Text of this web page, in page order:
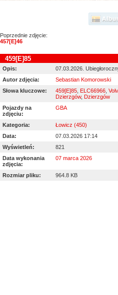
Poprzednie zdjęcie:
457[E]46
459[E]85
Opis:
07.03.2026.
Autor zdjęcia:
Sebastian Komorowski
Słowa kluczowe:
459[E]85 ELC66966
Dzierzgów, Dzierzgów
Pojazdy na
zdjęciu:
GBA
Kategoria:
Łowicz (450)
Data:
07.03.2026 17:14
Wyświetleń:
821
Data wykonania
zdjęcia:
07 marca 2026
Rozmiar pliku: 964.8 KB